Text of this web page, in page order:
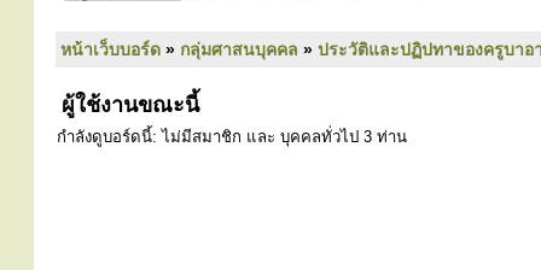
หน้าเว็บบอร์ด » กลุ่มศาสนบุคคล » ประวัติและปฏิปทาของครูบาอ
ผู้ใช้งานขณะนี้
กำลังดูบอร์ดนี้: ไม่มีสมาชิก และ บุคคลทั่วไป 3 ท่าน